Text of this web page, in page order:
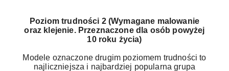
Poziom trudności 2 (Wymagane malowanie
oraz klejenie. Przeznaczone dla osób powyżej
10 roku życia)
Modele oznaczone drugim poziomem trudności to
najliczniejsza i najbardziej popularna grupa